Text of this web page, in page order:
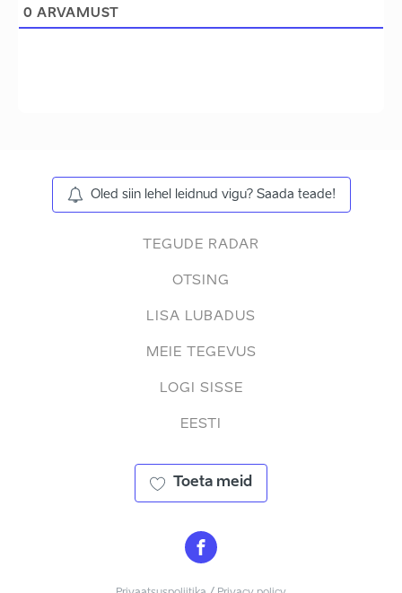
0 ARVAMUST
Oled siin lehel leidnud vigu? Saada teade!
TEGUDE RADAR
OTSING
LISA LUBADUS
MEIE TEGEVUS
LOGI SISSE
EESTI
Toeta meid